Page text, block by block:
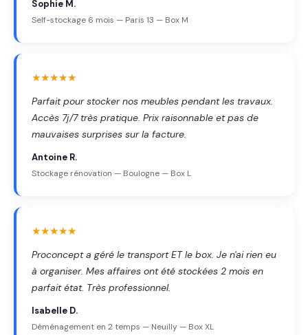
Sophie M.
Self-stockage 6 mois — Paris 13 — Box M
★★★★★
Parfait pour stocker nos meubles pendant les travaux.
Accès 7j/7 très pratique. Prix raisonnable et pas de
mauvaises surprises sur la facture.
Antoine R.
Stockage rénovation — Boulogne — Box L
★★★★★
Proconcept a géré le transport ET le box. Je n'ai rien eu
à organiser. Mes affaires ont été stockées 2 mois en
parfait état. Très professionnel.
Isabelle D.
Déménagement en 2 temps — Neuilly — Box XL